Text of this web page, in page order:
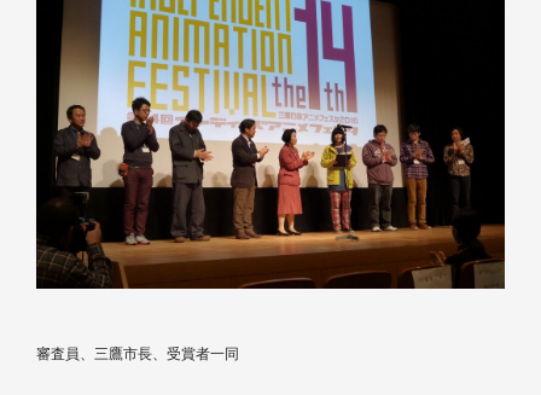
審査員、三鷹市長、受賞者一同